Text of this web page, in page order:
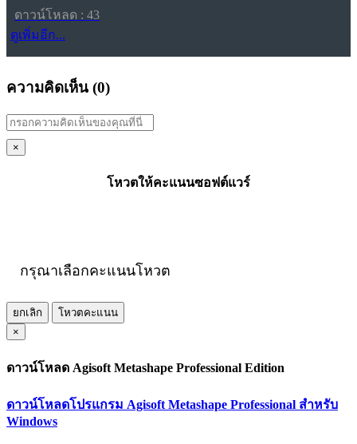
ดาวน์โหลด : 43
ดูเพิ่มอีก...
ความคิดเห็น (0)
×
โหวตให้คะแนนซอฟต์แวร์
กรุณาเลือกคะแนนโหวต
ยกเลิก
โหวตคะแนน
×
ดาวน์โหลด Agisoft Metashape Professional Edition
ดาวน์โหลดโปรแกรม Agisoft Metashape Professional สำหรับ
Windows